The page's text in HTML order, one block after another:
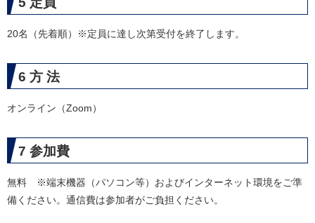
20名（先着順）※定員に達し次第受付を終了します。
6 方 法
オンライン（Zoom）
7 参加費
無料 ※端末機器（パソコン等）およびインターネット環境をご準
備ください。通信費は参加者がご負担ください。